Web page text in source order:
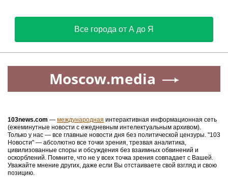
Все города от А до Я
Moscow.media
103news.com — международная интерактивная информационная сеть
(ежеминутные новости с ежедневным интелектуальным архивом).
Только у нас — все главные новости дня без политической цензуры. "103
Новости" — абсолютно все точки зрения, трезвая аналитика,
цивилизованные споры и обсуждения без взаимных обвинений и
оскорблений. Помните, что не у всех точка зрения совпадает с Вашей.
Уважайте мнение других, даже если Вы отстаиваете свой взгляд и свою
позицию.